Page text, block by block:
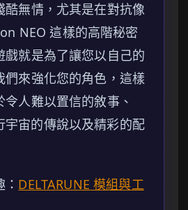
酷無情，尤其是在對抗像
NEO 這樣的高階秘密
戲就是為了讓您以自己的
們來強化您的角色，這樣
人難以置信的敘事、
宙的傳說以及精彩的配
DELTARUNE 模組與工